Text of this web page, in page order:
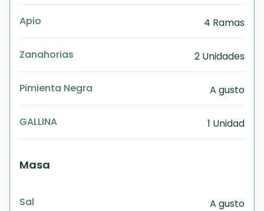
Apio 4 Ramas
Zanahorias 2 Unidades
Pimienta Negra A gusto
GALLINA 1 Unidad
Masa
Sal A gusto